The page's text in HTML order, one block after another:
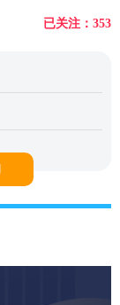
已关注：353